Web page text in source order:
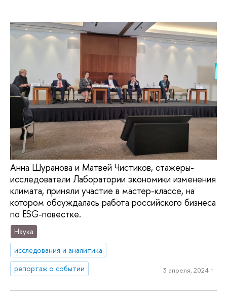
Анна Шуранова и Матвей Чистиков, стажеры-
исследователи Лаборатории экономики изменения
климата, приняли участие в мастер-классе, на
котором обсуждалась работа российского бизнеса
по ESG-повестке.
Наука
исследования и аналитика
репортаж о событии
3 апреля, 2024 г.